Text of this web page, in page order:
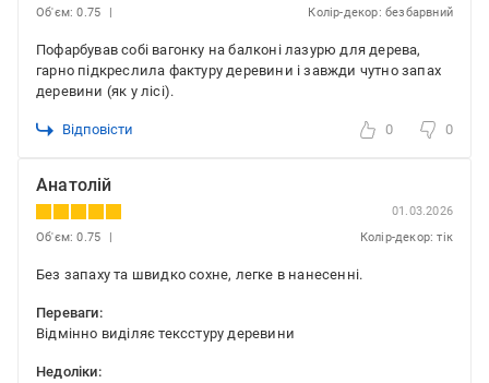
Об'єм: 0.75
Колір-декор: безбарвний
Пофарбував собі вагонку на балконі лазурю для дерева,
гарно підкреслила фактуру деревини і завжди чутно запах
деревини (як у лісі).
Відповісти 0 0
Анатолій
01.03.2026
Об'єм: 0.75
Колір-декор: тік
Без запаху та швидко сохне, легке в нанесенні.
Переваги:
Відмінно виділяє тексстуру деревини
Недоліки: